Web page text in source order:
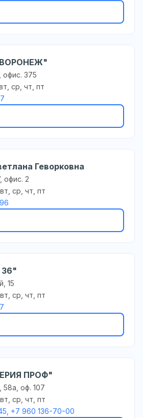
375
ср, чт, пт
Геворковна
офис. 2
ср, чт, пт
15
ср, чт, пт
ПРОФ"
58а, оф. 107
ср, чт, пт
+7 960 136-70-00